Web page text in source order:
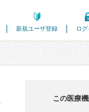
新規ユーザ登録 ログ
この医療